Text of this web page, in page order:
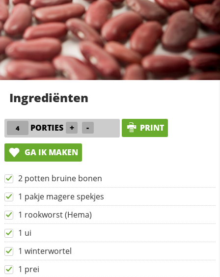
Ingrediënten
PORTIES + - PRINT
GA IK MAKEN
2 potten bruine bonen
1 pakje magere spekjes
1 rookworst (Hema)
1 ui
1 winterwortel
1 prei